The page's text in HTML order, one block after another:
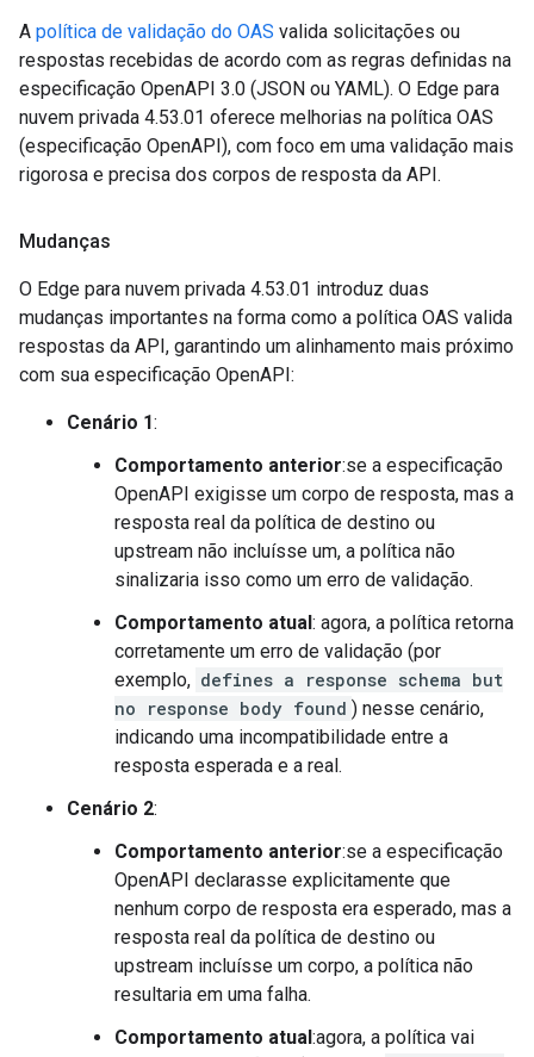
A política de validação do OAS valida solicitações ou
respostas recebidas de acordo com as regras definidas na
especificação OpenAPI 3.0 (JSON ou YAML). O Edge para
nuvem privada 4.53.01 oferece melhorias na política OAS
(especificação OpenAPI), com foco em uma validação mais
rigorosa e precisa dos corpos de resposta da API.
Mudanças
O Edge para nuvem privada 4.53.01 introduz duas
mudanças importantes na forma como a política OAS valida
respostas da API, garantindo um alinhamento mais próximo
com sua especificação OpenAPI:
Cenário 1:
Comportamento anterior:se a especificação
OpenAPI exigisse um corpo de resposta, mas a
resposta real da política de destino ou
upstream não incluísse um, a política não
sinalizaria isso como um erro de validação.
Comportamento atual: agora, a política retorna
corretamente um erro de validação (por
exemplo, defines a response schema but
no response body found ) nesse cenário,
indicando uma incompatibilidade entre a
resposta esperada e a real.
Cenário 2:
Comportamento anterior:se a especificação
OpenAPI declarasse explicitamente que
nenhum corpo de resposta era esperado, mas a
resposta real da política de destino ou
upstream incluísse um corpo, a política não
resultaria em uma falha.
Comportamento atual:agora, a política vai